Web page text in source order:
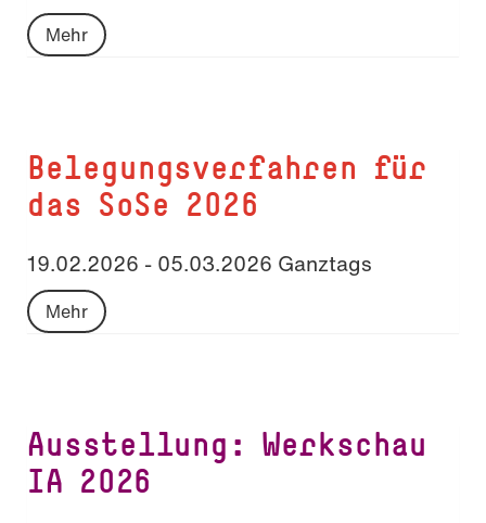
Mehr
Belegungsverfahren für
das SoSe 2026
19.02.2026 - 05.03.2026 Ganztags
Mehr
Ausstellung: Werkschau
IA 2026